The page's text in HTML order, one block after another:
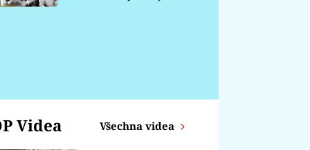
Videa Všechna videa